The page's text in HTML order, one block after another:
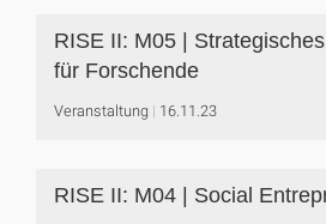
RISE II: M05 |
für Forschende
Veranstaltung 16.11.23
RISE II: M04 | Social